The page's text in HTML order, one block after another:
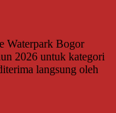
Waterpark Bogor
2026 untuk kategori
langsung oleh